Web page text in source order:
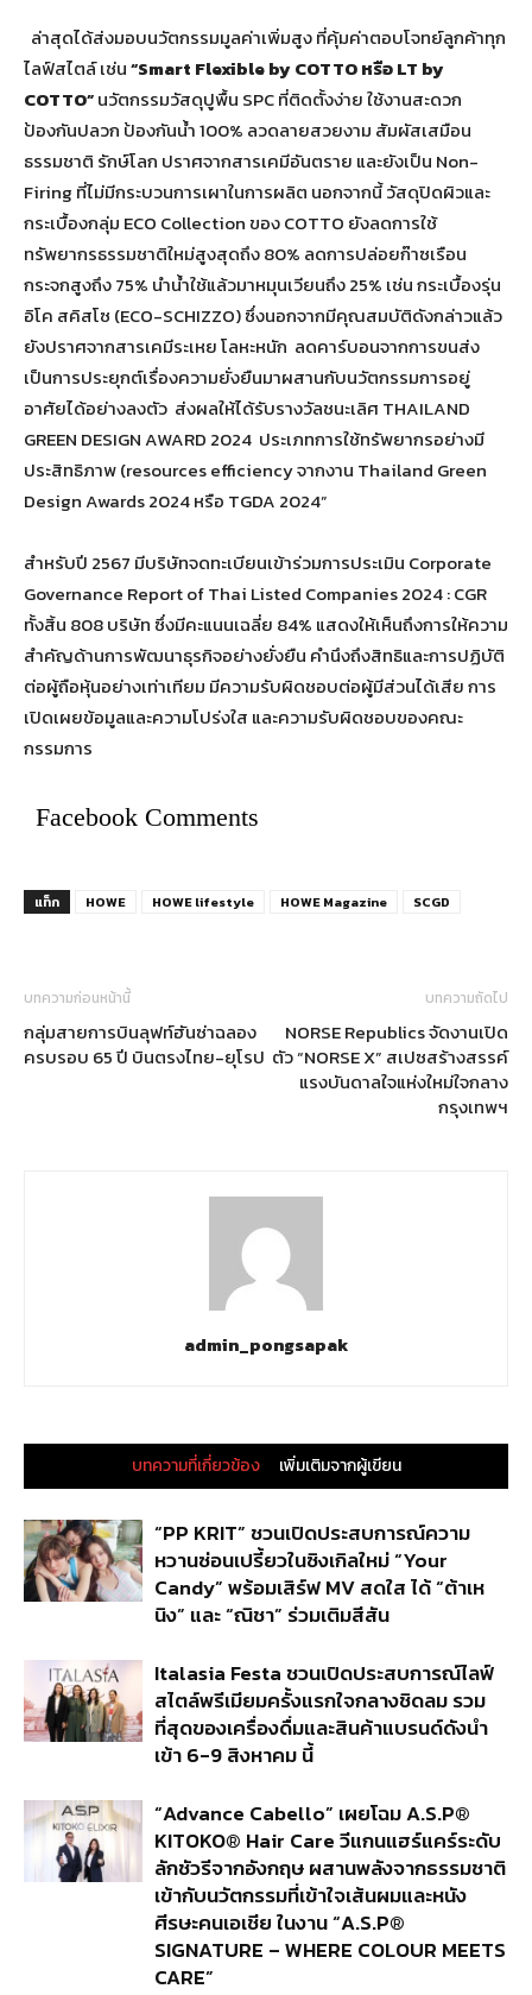
ล่าสุดได้ส่งมอบนวัตกรรมมูลค่าเพิ่มสูง ที่คุ้มค่าตอบโจทย์ลูกค้าทุก
ไลฟ์สไตล์ เช่น“Smart Flexible by COTTOหรือLT by
COTTO”นวัตกรรมวัสดุปูพื้น SPC ที่ติดตั้งง่าย ใช้งานสะดวก
ป้องกันปลวก ป้องกันน้ำ 100% ลวดลายสวยงาม สัมผัสเสมือน
ธรรมชาติ รักษ์โลก ปราศจากสารเคมีอันตราย และยังเป็น Non-
Firing ที่ไม่มีกระบวนการเผาในการผลิต นอกจากนี้ วัสดุปิดผิวและ
กระเบื้องกลุ่ม ECO Collection ของ COTTO ยังลดการใช้
ทรัพยากรธรรมชาติใหม่สูงสุดถึง 80% ลดการปล่อยก๊าซเรือน
กระจกสูงถึง 75% นำน้ำใช้แล้วมาหมุนเวียนถึง 25% เช่น กระเบื้องรุ่น
อิโค สคิสโซ (ECO-SCHIZZO) ซึ่งนอกจากมีคุณสมบัติดังกล่าวแล้ว
ยังปราศจากสารเคมีระเหย โลหะหนัก ลดคาร์บอนจากการขนส่ง
เป็นการประยุกต์เรื่องความยั่งยืนมาผสานกับนวัตกรรมการอยู่
อาศัยได้อย่างลงตัว ส่งผลให้ได้รับรางวัลชนะเลิศ THAILAND
GREEN DESIGN AWARD 2024 ประเภทการใช้ทรัพยากรอย่างมี
ประสิทธิภาพ (resources efficiency จากงาน Thailand Green
Design Awards 2024 หรือ TGDA 2024”
สำหรับปี 2567 มีบริษัทจดทะเบียนเข้าร่วมการประเมิน Corporate
Governance Report of Thai Listed Companies 2024 : CGR
ทั้งสิ้น 808 บริษัท ซึ่งมีคะแนนเฉลี่ย 84% แสดงให้เห็นถึงการให้ความ
สำคัญด้านการพัฒนาธุรกิจอย่างยั่งยืน คำนึงถึงสิทธิและการปฏิบัติ
ต่อผู้ถือหุ้นอย่างเท่าเทียม มีความรับผิดชอบต่อผู้มีส่วนได้เสีย การ
เปิดเผยข้อมูลและความโปร่งใส และความรับผิดชอบของคณะ
กรรมการ
Facebook Comments
แท็ก HOWE HOWE lifestyle HOWE Magazine SCGD
บทความก่อนหน้านี้
กลุ่มสายการบินลุฟท์ฮันซ่าฉลอง
ครบรอบ 65 ปี บินตรงไทย-ยุโรป
บทความถัดไป
NORSE Republics จัดงานเปิด
ตัว “NORSE X” สเปซสร้างสรรค์
แรงบันดาลใจแห่งใหม่ใจกลาง
กรุงเทพฯ
admin_pongsapak
บทความที่เกี่ยวข้อง เพิ่มเติมจากผู้เขียน
“PP KRIT” ชวนเปิดประสบการณ์ความ
หวานซ่อนเปรี้ยวในซิงเกิลใหม่ “Your
Candy” พร้อมเสิร์ฟ MV สดใส ได้ “ต้าเห
นิง” และ “ณิชา” ร่วมเติมสีสัน
Italasia Festa ชวนเปิดประสบการณ์ไลฟ์
สไตล์พรีเมียมครั้งแรกใจกลางชิดลม รวม
ที่สุดของเครื่องดื่มและสินค้าแบรนด์ดังนำ
เข้า 6-9 สิงหาคม นี้
“Advance Cabello” เผยโฉม A.S.P®
KITOKO® Hair Care วีแกนแฮร์แคร์ระดับ
ลักชัวรีจากอังกฤษ ผสานพลังจากธรรมชาติ
เข้ากับนวัตกรรมที่เข้าใจเส้นผมและหนัง
ศีรษะคนเอเชีย ในงาน “A.S.P®
SIGNATURE – WHERE COLOUR MEETS
CARE”